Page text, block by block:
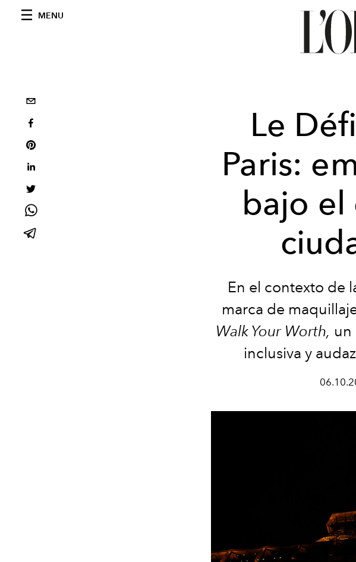
MENU
Le
Paris:
bajo el
En el contexto de
marca de
Walk Your Worth, un
inclusiva y